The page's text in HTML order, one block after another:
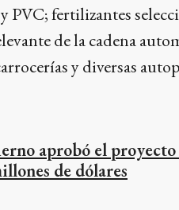
fertilizantes
de la cadena
y diversas
aprobó el
de dólares